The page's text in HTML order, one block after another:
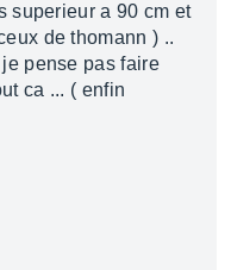
superieur a 90 cm et
de thomann ) ..
pense pas faire
ca ... ( enfin